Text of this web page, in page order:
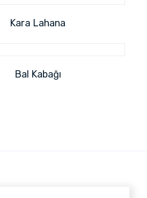
Kara Lahana
Bal Kabağı